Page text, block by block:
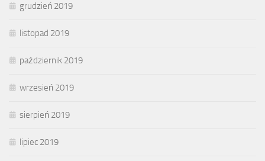
grudzień 2019
listopad 2019
październik 2019
wrzesień 2019
sierpień 2019
lipiec 2019